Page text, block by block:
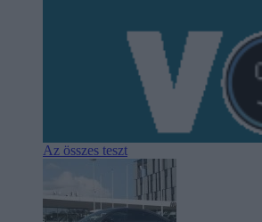
Az összes teszt